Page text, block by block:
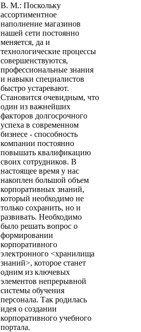
В. М.: Поскольку
ассортиментное
наполнение магазинов
нашей сети постоянно
меняется, да и
технологические процессы
совершенствуются,
профессиональные знания
и навыки специалистов
быстро устаревают.
Становится очевидным, что
один из важнейших
факторов долгосрочного
успеха в современном
бизнесе - способность
компании постоянно
повышать квалификацию
своих сотрудников. В
настоящее время у нас
накоплен большой объем
корпоративных знаний,
который необходимо не
только сохранить, но и
развивать. Необходимо
было решать вопрос о
формировании
корпоративного
электронного <хранилища
знаний>, которое станет
одним из ключевых
элементов непрерывной
системы обучения
персонала. Так родилась
идея о создании
корпоративного учебного
портала.